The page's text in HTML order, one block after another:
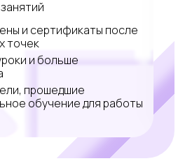
и сертификаты после
точек
и больше
прошедшие
обучение для работы